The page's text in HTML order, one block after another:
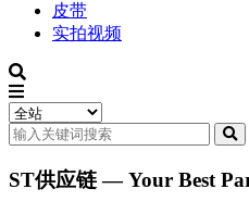
皮带
实拍视频
ST供应链 — Your Best